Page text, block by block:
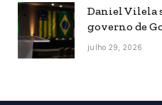
Daniel Vilela
governo de
julho 29, 2026